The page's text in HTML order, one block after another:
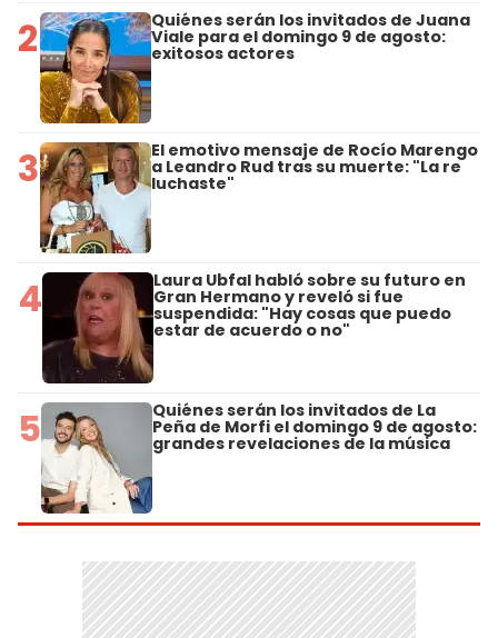
2 Quiénes serán los invitados de Juana
Viale para el domingo 9 de agosto:
exitosos actores
3 El emotivo mensaje de Rocío Marengo
a Leandro Rud tras su muerte: "La re
luchaste"
4 Laura Ubfal habló sobre su futuro en
Gran Hermano y reveló si fue
suspendida: "Hay cosas que puedo
estar de acuerdo o no"
5 Quiénes serán los invitados de La
Peña de Morfi el domingo 9 de agosto:
grandes revelaciones de la música